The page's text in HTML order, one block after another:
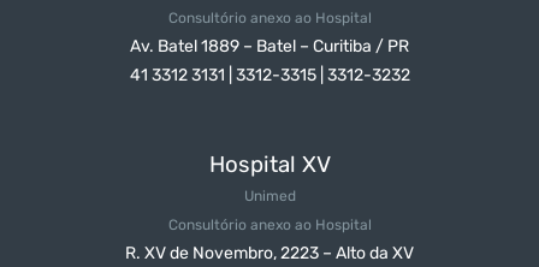
Consultório anexo ao Hospital
Av. Batel 1889 – Batel – Curitiba / PR
41 3312 3131 | 3312-3315 | 3312-3232
Hospital XV
Unimed
Consultório anexo ao Hospital
R. XV de Novembro, 2223 – Alto da XV